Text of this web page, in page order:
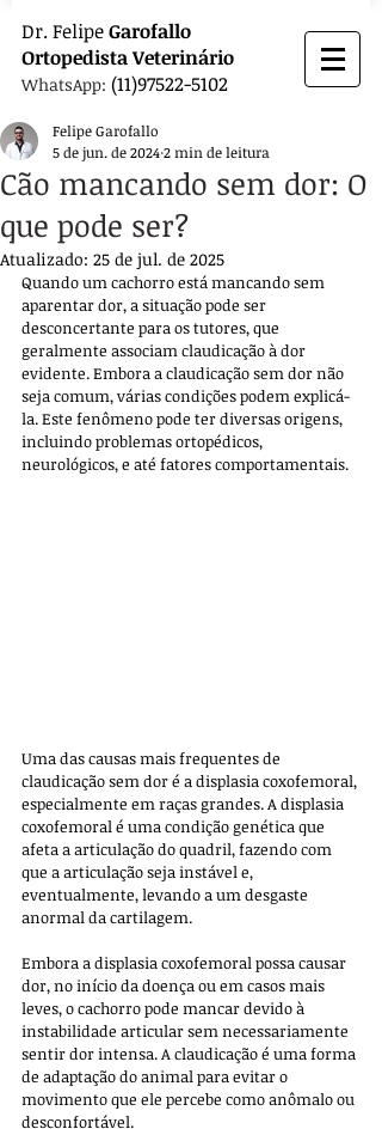
Dr. FelipeGarofallo
OrtopedistaVeterinário
WhatsApp: (11)97522-5102
Cão mancando sem dor: O
que pode ser?
Felipe Garofallo
5 de jun. de 20242 min de leitura
Atualizado: 25 de jul. de 2025
Quando um cachorro está mancando sem
aparentar dor, a situação pode ser
desconcertante para os tutores, que
geralmente associam claudicação à dor
evidente. Embora a claudicação sem dor não
seja comum, várias condições podem explicá-
la. Este fenômeno pode ter diversas origens,
incluindo problemas ortopédicos,
neurológicos, e até fatores comportamentais.
Uma das causas mais frequentes de
claudicação sem dor é a displasia coxofemoral,
especialmente em raças grandes. A displasia
coxofemoral é uma condição genética que
afeta a articulação do quadril, fazendo com
que a articulação seja instável e,
eventualmente, levando a um desgaste
anormal da cartilagem.
Embora a displasia coxofemoral possa causar
dor, no início da doença ou em casos mais
leves, o cachorro pode mancar devido à
instabilidade articular sem necessariamente
sentir dor intensa. A claudicação é uma forma
de adaptação do animal para evitar o
movimento que ele percebe como anômalo ou
desconfortável.